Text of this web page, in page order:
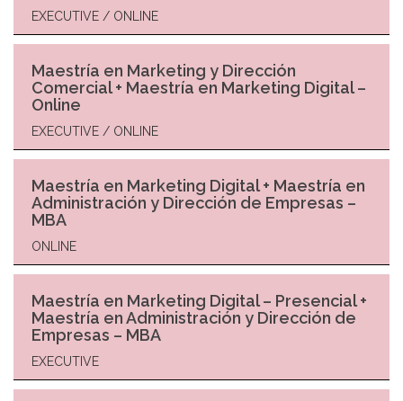
EXECUTIVE / ONLINE
Maestría en Marketing y Dirección
Comercial + Maestría en Marketing Digital –
Online
EXECUTIVE / ONLINE
Maestría en Marketing Digital + Maestría en
Administración y Dirección de Empresas –
MBA
ONLINE
Maestría en Marketing Digital – Presencial +
Maestría en Administración y Dirección de
Empresas – MBA
EXECUTIVE